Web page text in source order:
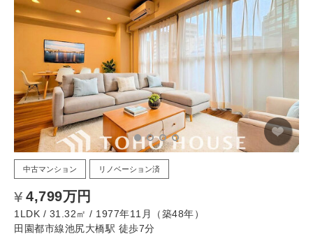
中古マンション リノベーション済
4,799万円
1LDK / 31.32㎡ / 1977年11月（築48年）
田園都市線池尻大橋駅 徒歩7分